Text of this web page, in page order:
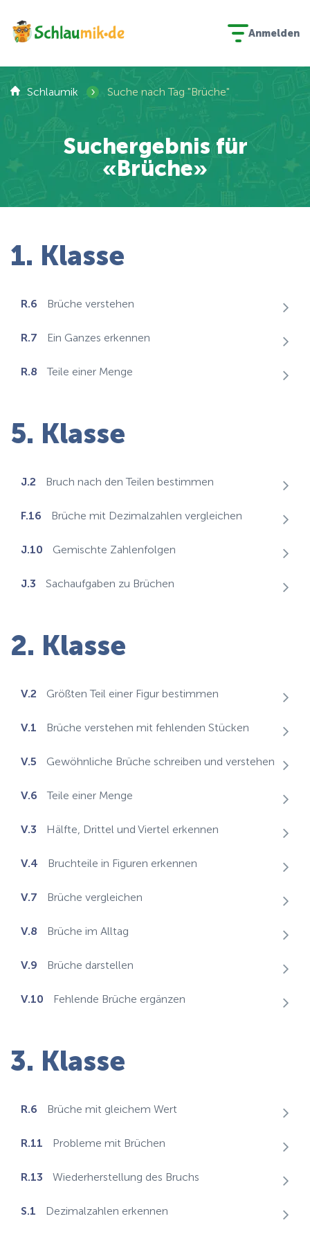
Anmelden
Schlaumik › Suche nach Tag "Brüche"
Suchergebnis für
«Brüche»
1. Klasse
R.6 Brüche verstehen
R.7 Ein Ganzes erkennen
R.8 Teile einer Menge
5. Klasse
J.2 Bruch nach den Teilen bestimmen
F.16 Brüche mit Dezimalzahlen vergleichen
J.10 Gemischte Zahlenfolgen
J.3 Sachaufgaben zu Brüchen
2. Klasse
V.2 Größten Teil einer Figur bestimmen
V.1 Brüche verstehen mit fehlenden Stücken
V.5 Gewöhnliche Brüche schreiben und verstehen
V.6 Teile einer Menge
V.3 Hälfte, Drittel und Viertel erkennen
V.4 Bruchteile in Figuren erkennen
V.7 Brüche vergleichen
V.8 Brüche im Alltag
V.9 Brüche darstellen
V.10 Fehlende Brüche ergänzen
3. Klasse
R.6 Brüche mit gleichem Wert
R.11 Probleme mit Brüchen
R.13 Wiederherstellung des Bruchs
S.1 Dezimalzahlen erkennen